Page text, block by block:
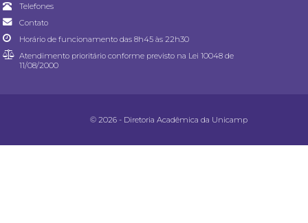
Telefones
Contato
Horário de funcionamento das 8h45 às 22h30
Atendimento prioritário conforme previsto na Lei 10048 de
11/08/2000
© 2026 - Diretoria Acadêmica da Unicamp